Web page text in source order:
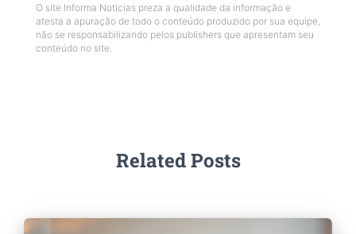
O site Informa Notícias preza a qualidade da informação e
atesta a apuração de todo o conteúdo produzido por sua equipe,
não se responsabilizando pelos publishers que apresentam seu
conteúdo no site.
Related Posts